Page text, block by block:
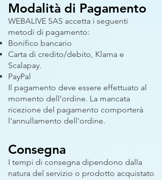
Modalità di Pagamento
WEBALIVE SAS accetta i seguenti
metodi di pagamento:
Bonifico bancario
Carta di credito/debito, Klarna e
Scalapay.
PayPal
Il pagamento deve essere effettuato al
momento dell’ordine. La mancata
ricezione del pagamento comporterà
l'annullamento dell'ordine.
Consegna
I tempi di consegna dipendono dalla
natura del servizio o prodotto acquistato